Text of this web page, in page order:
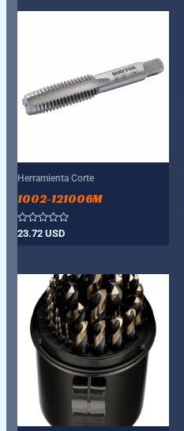
Herramienta Corte
1002-121006M
Valorado
23.72USD